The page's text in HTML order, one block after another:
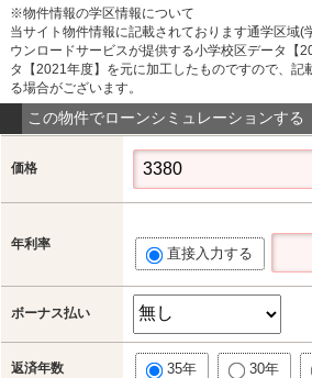
※物件情報の学区情報について
当サイト物件情報に記載されております通学区域(
ウンロードサービスが提供する小学校区データ【
タ【2021年度】を元に加工したものですので、記
る場合がございます。
この物件でローンシミュレーションする
価格
年利率
直接入力する
ボーナス払い
返済年数 35年 30年